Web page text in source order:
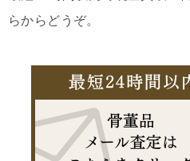
らからどうぞ。